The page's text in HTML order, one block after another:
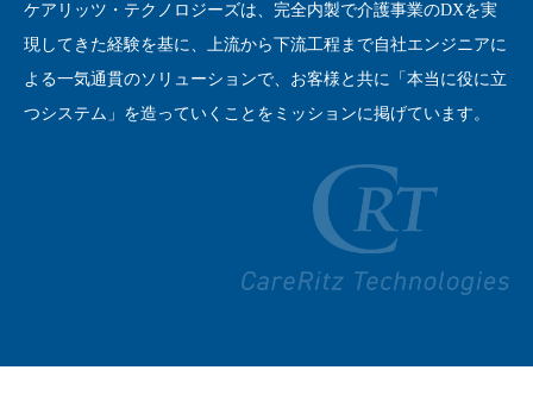
ケアリッツ・テクノロジーズは、完全内製で介護事業のDXを実
現してきた経験を基に、 上流から下流工程まで自社エンジニアに
よる一気通貫のソリューションで、 お客様と共に「本当に役に立
つシステム」を造っていくことをミッションに掲げています。